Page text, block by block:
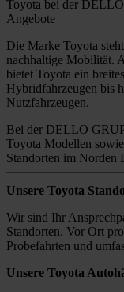
Toyota bei der
Angebote
Die Marke Toyota
nachhaltige Mobilität.
bietet Toyota ein
Hybridfahrzeugen bis
Nutzfahrzeugen.
Bei der DELLO
Toyota Modellen
Standorten im Norden
Unsere Toyota
Wir sind Ihr
Standorten. Vor Ort
Probefahrten und
Unsere Toyota